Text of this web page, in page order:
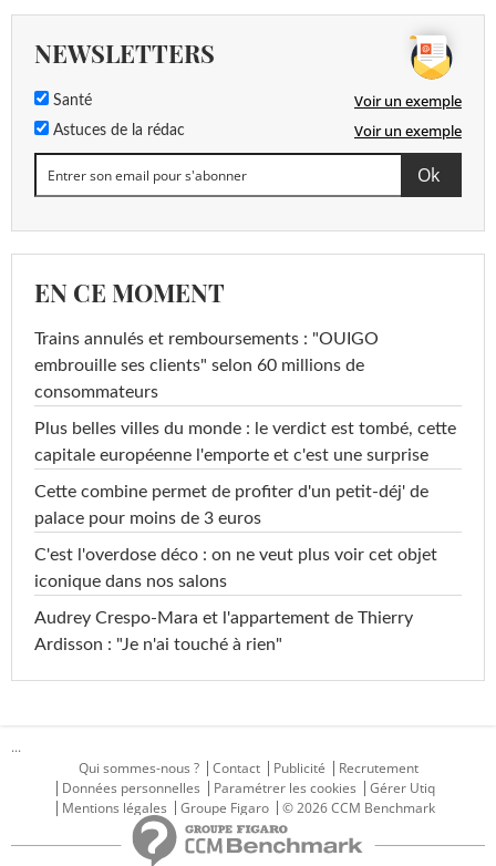
NEWSLETTERS
Santé Voir un exemple
Astuces de la rédac Voir un exemple
EN CE MOMENT
Trains annulés et remboursements : "OUIGO
embrouille ses clients" selon 60 millions de
consommateurs
Plus belles villes du monde : le verdict est tombé, cette
capitale européenne l'emporte et c'est une surprise
Cette combine permet de profiter d'un petit-déj' de
palace pour moins de 3 euros
C'est l'overdose déco : on ne veut plus voir cet objet
iconique dans nos salons
Audrey Crespo-Mara et l'appartement de Thierry
Ardisson : "Je n'ai touché à rien"
...
Qui sommes-nous ?
Contact Publicité
Recrutement
Données personnelles
Paramétrer les cookies
Gérer Utiq
Mentions légales
Groupe Figaro © 2026 CCM Benchmark